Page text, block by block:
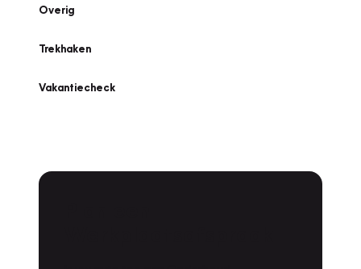
Overig
Trekhaken
Vakantiecheck